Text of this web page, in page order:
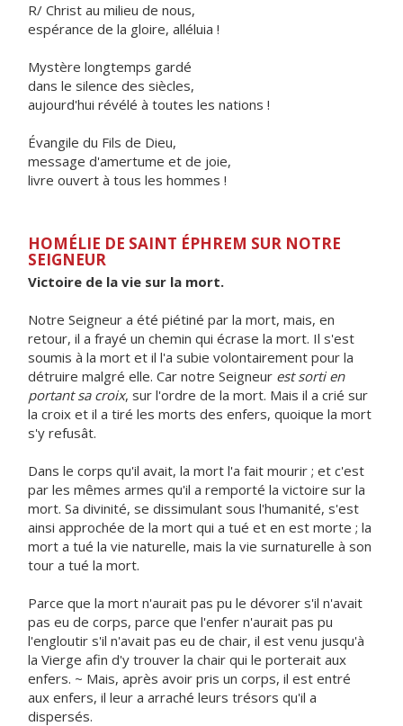
R/ Christ au milieu de nous,
espérance de la gloire, alléluia !
Mystère longtemps gardé
dans le silence des siècles,
aujourd'hui révélé à toutes les nations !
Évangile du Fils de Dieu,
message d'amertume et de joie,
livre ouvert à tous les hommes !
HOMÉLIE DE SAINT ÉPHREM SUR NOTRE
SEIGNEUR
Victoire de la vie sur la mort.
Notre Seigneur a été piétiné par la mort, mais, en
retour, il a frayé un chemin qui écrase la mort. Il s'est
soumis à la mort et il l'a subie volontairement pour la
détruire malgré elle. Car notre Seigneur est sorti en
portant sa croix, sur l'ordre de la mort. Mais il a crié sur
la croix et il a tiré les morts des enfers, quoique la mort
s'y refusât.
Dans le corps qu'il avait, la mort l'a fait mourir ; et c'est
par les mêmes armes qu'il a remporté la victoire sur la
mort. Sa divinité, se dissimulant sous l'humanité, s'est
ainsi approchée de la mort qui a tué et en est morte ; la
mort a tué la vie naturelle, mais la vie surnaturelle à son
tour a tué la mort.
Parce que la mort n'aurait pas pu le dévorer s'il n'avait
pas eu de corps, parce que l'enfer n'aurait pas pu
l'engloutir s'il n'avait pas eu de chair, il est venu jusqu'à
la Vierge afin d'y trouver la chair qui le porterait aux
enfers. ~ Mais, après avoir pris un corps, il est entré
aux enfers, il leur a arraché leurs trésors qu'il a
dispersés.